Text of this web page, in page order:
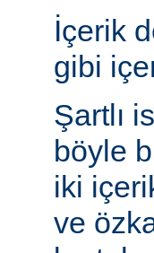
İçerik
gibi
Şartlı
böyle
iki
ve